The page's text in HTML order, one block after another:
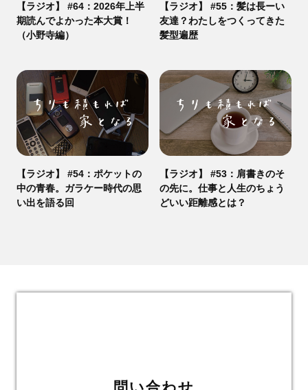
【ラジオ】 #64：2026年上半
期読んでよかった本大賞！
（小野寺編）
【ラジオ】 #55：髪は長ーい
友達？わたしをつくってきた
髪型遍歴
【ラジオ】 #54：ポケットの
中の青春。ガラケー時代の思
い出を語る回
【ラジオ】 #53：肩書きのそ
の先に。仕事と人生のちょう
どいい距離感とは？